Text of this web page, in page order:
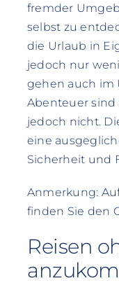
fremder
selbst zu
die Urlaub in
jedoch nur
gehen auch im
Abenteuer
jedoch nicht.
eine
Sicherheit und
Anmerkung:
finden Sie den
Reisen